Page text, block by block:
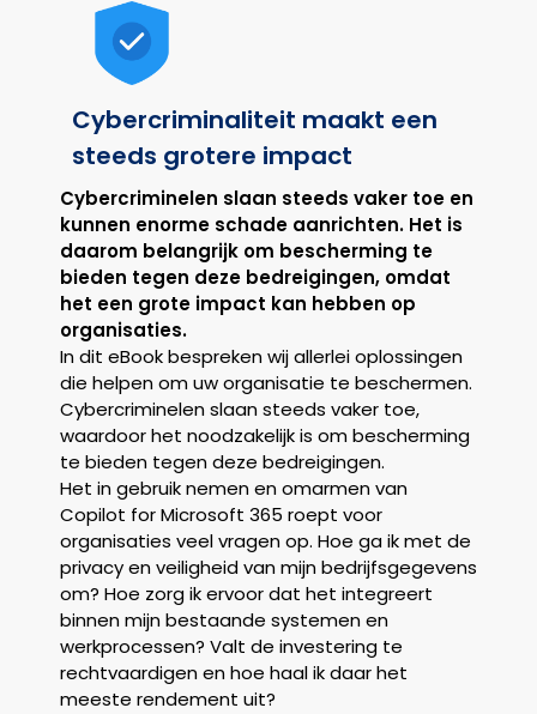
Cybercriminaliteit maakt een
steeds grotere impact
Cybercriminelen slaan steeds vaker toe en
kunnen enorme schade aanrichten. Het is
daarom belangrijk om bescherming te
bieden tegen deze bedreigingen, omdat
het een grote impact kan hebben op
organisaties.
In dit eBook bespreken wij allerlei oplossingen
die helpen om uw organisatie te beschermen.
Cybercriminelen slaan steeds vaker toe,
waardoor het noodzakelijk is om bescherming
te bieden tegen deze bedreigingen.
Het in gebruik nemen en omarmen van
Copilot for Microsoft 365 roept voor
organisaties veel vragen op. Hoe ga ik met de
privacy en veiligheid van mijn bedrijfsgegevens
om? Hoe zorg ik ervoor dat het integreert
binnen mijn bestaande systemen en
werkprocessen? Valt de investering te
rechtvaardigen en hoe haal ik daar het
meeste rendement uit?